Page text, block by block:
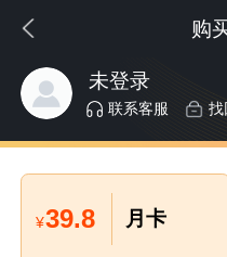
购
未登录
联系客服 找
¥39.8 月卡